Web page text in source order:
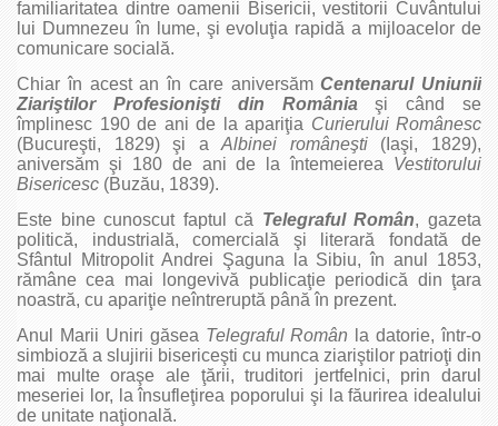
familiaritatea dintre oamenii Bisericii, vestitorii Cuvântului
lui Dumnezeu în lume, şi evoluţia rapidă a mijloacelor de
comunicare socială.
Chiar în acest an în care aniversămCentenarul Uniunii
Ziariştilor Profesionişti din Româniaşi când se
împlinesc 190 de ani de la apariţia Curierului Românesc
(Bucureşti, 1829) şi aAlbinei româneşti(Iaşi, 1829),
aniversăm şi 180 de ani de la întemeierea Vestitorului
Bisericesc (Buzău, 1839).
Este bine cunoscut faptul că Telegraful Român, gazeta
politică, industrială, comercială şi literară fondată de
Sfântul Mitropolit Andrei Şaguna la Sibiu, în anul 1853,
rămâne cea mai longevivă publicaţie periodică din ţara
noastră, cu apariţie neîntreruptă până în prezent.
Anul Marii Uniri găsea Telegraful Român la datorie, într-o
simbioză a slujirii bisericeşti cu munca ziariştilor patrioţi din
mai multe oraşe ale ţării, truditori jertfelnici, prin darul
meseriei lor, la însufleţirea poporului şi la făurirea idealului
de unitate naţională.